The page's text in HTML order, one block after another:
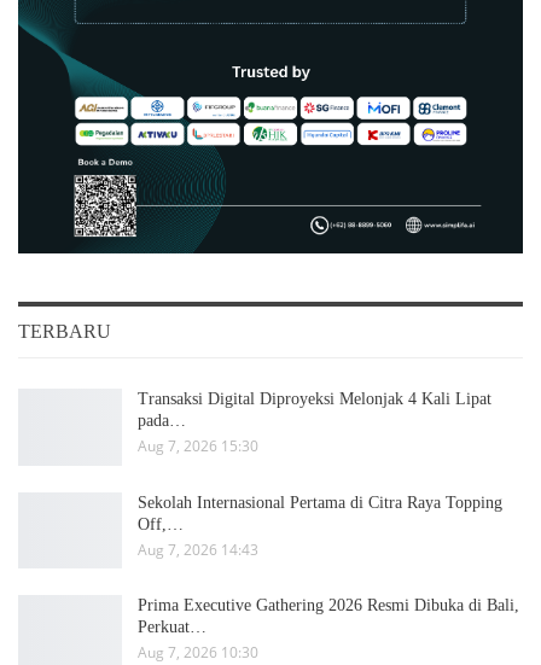
TERBARU
Transaksi Digital Diproyeksi Melonjak 4 Kali Lipat
pada…
Aug 7, 2026 15:30
Sekolah Internasional Pertama di Citra Raya Topping
Off,…
Aug 7, 2026 14:43
Prima Executive Gathering 2026 Resmi Dibuka di Bali,
Perkuat…
Aug 7, 2026 10:30